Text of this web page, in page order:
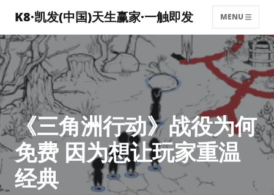
K8·凯发(中国)天生赢家·一触即发 MENU
《三角洲行动》战役为何
免费 因为想让玩家重温
经典